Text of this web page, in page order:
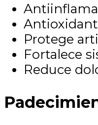
Protege
Fortalece
Reduce